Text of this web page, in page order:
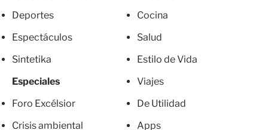
Deportes
Espectáculos
Sintetika
Especiales
Foro Excélsior
Crisis ambiental
Cocina
Salud
Estilo de Vida
Viajes
De Utilidad
Apps